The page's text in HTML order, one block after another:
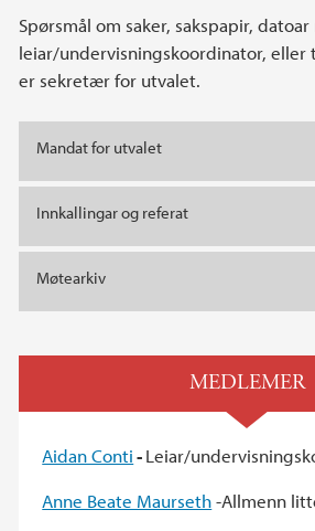
Spørsmål om saker, sakspapir,
leiar/undervisningskoordinator, eller
er sekretær for utvalet.
Mandat for utvalet
Innkallingar og referat
Møtearkiv
MEDLEMER
Aidan Conti-Leiar/
Anne Beate Maurseth-Allmenn